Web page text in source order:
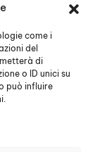
come i
del
di
o ID unici su
può influire